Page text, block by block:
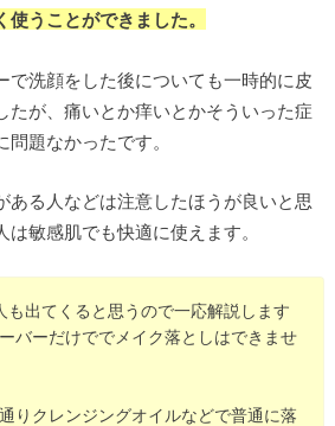
うことができました。
で洗顔をした後についても一時的に皮
たが、痛いとか痒いとかそういった症
題なかったです。
ある人などは注意したほうが良いと思
敏感肌でも快適に使えます。
も出てくると思うので一応解説します
バーだけででメイク落としはできませ
りクレンジングオイルなどで普通に落